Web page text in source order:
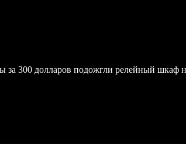
за 300 долларов подожгли релейный шкаф